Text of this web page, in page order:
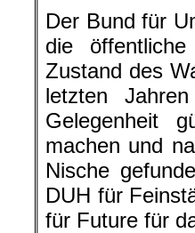
Der Bund für
die
Zustand des
letzten
Gelegenheit
machen und
Nische
DUH für
für Future für